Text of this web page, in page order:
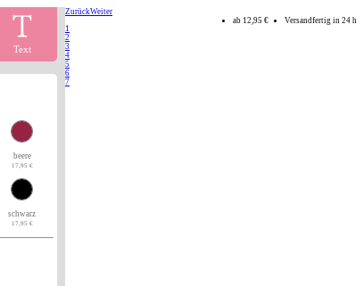
ab 12,95 € Versandfertig in 24 h
Text
beere
17,95 €
schwarz
17,95 €
ZurückWeiter
1
2
3
4
5
6
7